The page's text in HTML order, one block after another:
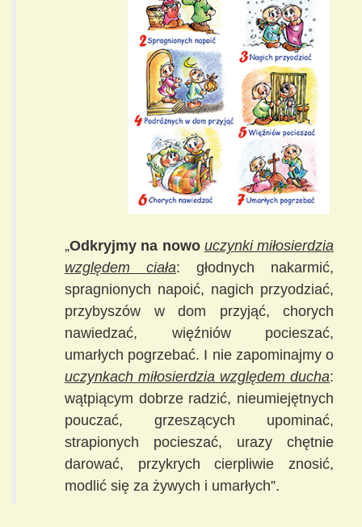
„Odkryjmy na nowo uczynki miłosierdzia
względem ciała: głodnych nakarmić,
spragnionych napoić, nagich przyodziać,
przybyszów w dom przyjąć, chorych
nawiedzać, więźniów pocieszać,
umarłych pogrzebać. I nie zapominajmy o
uczynkach miłosierdzia względem ducha:
wątpiącym dobrze radzić, nieumiejętnych
pouczać, grzeszących upominać,
strapionych pocieszać, urazy chętnie
darować, przykrych cierpliwie znosić,
modlić się za żywych i umarłych”.